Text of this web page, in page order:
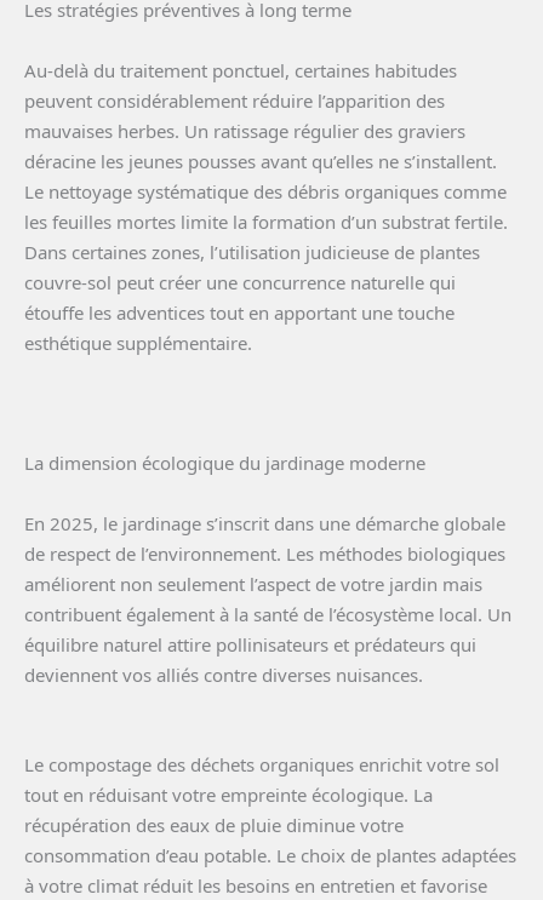
Les stratégies préventives à long terme
Au-delà du traitement ponctuel, certaines habitudes
peuvent considérablement réduire l’apparition des
mauvaises herbes. Un ratissage régulier des graviers
déracine les jeunes pousses avant qu’elles ne s’installent.
Le nettoyage systématique des débris organiques comme
les feuilles mortes limite la formation d’un substrat fertile.
Dans certaines zones, l’utilisation judicieuse de plantes
couvre-sol peut créer une concurrence naturelle qui
étouffe les adventices tout en apportant une touche
esthétique supplémentaire.
La dimension écologique du jardinage moderne
En 2025, le jardinage s’inscrit dans une démarche globale
de respect de l’environnement. Les méthodes biologiques
améliorent non seulement l’aspect de votre jardin mais
contribuent également à la santé de l’écosystème local. Un
équilibre naturel attire pollinisateurs et prédateurs qui
deviennent vos alliés contre diverses nuisances.
Le compostage des déchets organiques enrichit votre sol
tout en réduisant votre empreinte écologique. La
récupération des eaux de pluie diminue votre
consommation d’eau potable. Le choix de plantes adaptées
à votre climat réduit les besoins en entretien et favorise